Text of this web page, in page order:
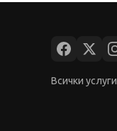
Всички